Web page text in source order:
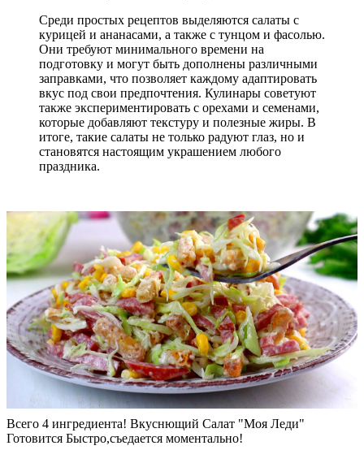
Среди простых рецептов выделяются салаты с
курицей и ананасами, а также с тунцом и фасолью.
Они требуют минимального времени на
подготовку и могут быть дополнены различными
заправками, что позволяет каждому адаптировать
вкус под свои предпочтения. Кулинары советуют
также экспериментировать с орехами и семенами,
которые добавляют текстуру и полезные жиры. В
итоге, такие салаты не только радуют глаз, но и
становятся настоящим украшением любого
праздника.
Всего 4 ингредиента! Вкуснющий Салат "Моя Леди"
Готовится Быстро,съедается моментально!